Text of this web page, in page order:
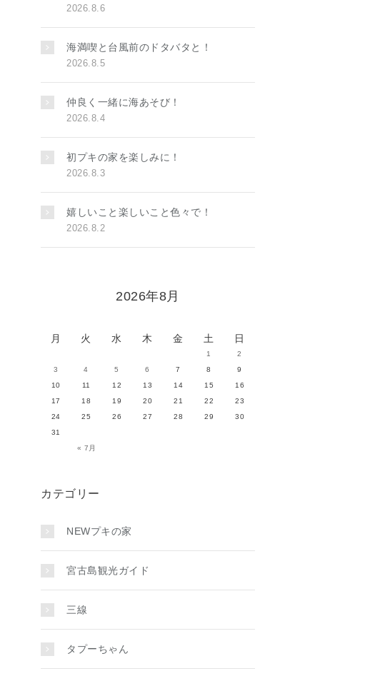
2026.8.6
海満喫と台風前のドタバタと！
2026.8.5
仲良く一緒に海あそび！
2026.8.4
初プキの家を楽しみに！
2026.8.3
嬉しいこと楽しいこと色々で！
2026.8.2
2026年8月
月 火 水 木 金 土 日
« 7月
1
2
3
4 5 6 7 8
9
10
11 12 13 14 15
16
17
18 19 20 21 22
23
24
25 26 27 28 29
30
31
カテゴリー
NEWプキの家
宮古島観光ガイド
三線
タプーちゃん